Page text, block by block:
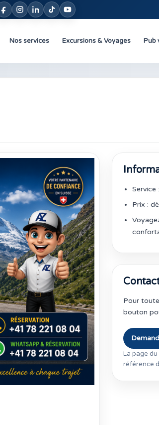
Nos services Excursions & Voyages Pub
Service
Prix :
Pour
bouton
La page
référence